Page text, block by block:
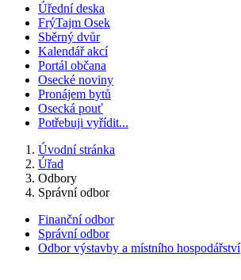
Úřední deska
FrýTajm Osek
Sběrný dvůr
Kalendář akcí
Portál občana
Osecké noviny
Pronájem bytů
Osecká pouť
Potřebuji vyřídit...
Úvodní stránka
Úřad
Odbory
Správní odbor
Finanční odbor
Správní odbor
Odbor výstavby a místního hospodářství